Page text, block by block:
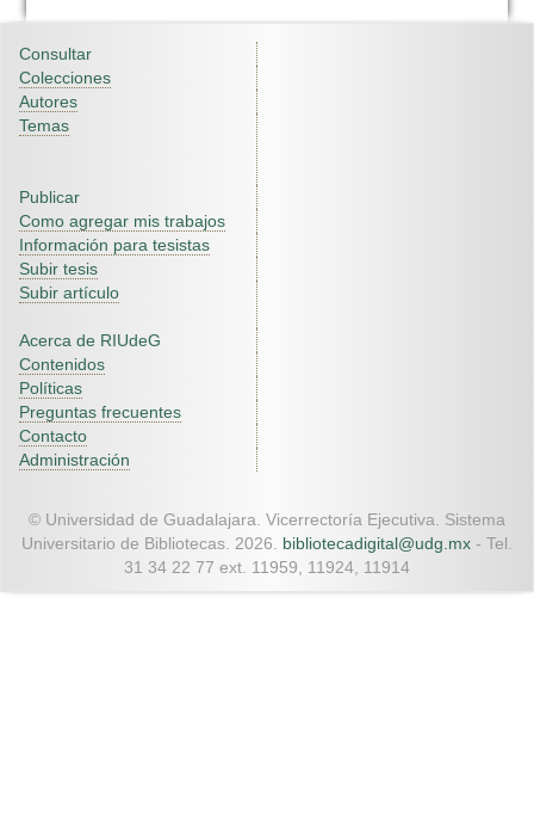
Consultar
Colecciones
Autores
Temas
Publicar
Como agregar mis trabajos
Información para tesistas
Subir tesis
Subir artículo
Acerca de RIUdeG
Contenidos
Políticas
Preguntas frecuentes
Contacto
Administración
© Universidad de Guadalajara. Vicerrectoría Ejecutiva. Sistema
Universitario de Bibliotecas. 2026. bibliotecadigital@udg.mx - Tel.
31 34 22 77 ext. 11959, 11924, 11914